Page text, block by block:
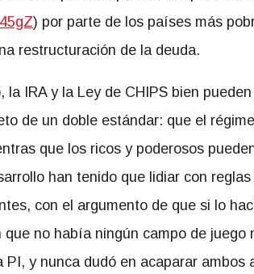
) por parte de los países más
restructuración de la deuda.
la IRA y la Ley de CHIPS bien
de un doble estándar: que el
que los ricos y poderosos
han tenido que lidiar con
con el argumento de que si lo
que no había ningún campo de juego
PI, y nunca dudó en acaparar ambos